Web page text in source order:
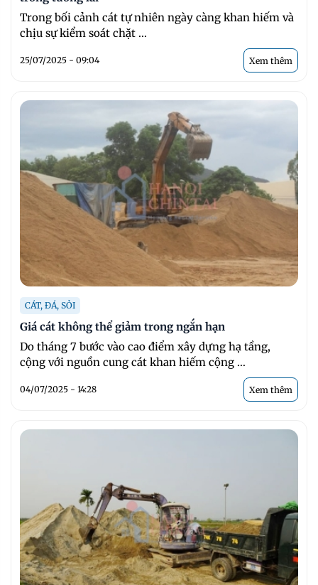
Trong bối cảnh cát tự nhiên ngày càng khan hiếm và
chịu sự kiểm soát chặt ...
25/07/2025 - 09:04 Xem thêm
CÁT, ĐÁ, SỎI
Giá cát không thể giảm trong ngắn hạn
Do tháng 7 bước vào cao điểm xây dựng hạ tầng,
cộng với nguồn cung cát khan hiếm cộng ...
04/07/2025 - 14:28 Xem thêm